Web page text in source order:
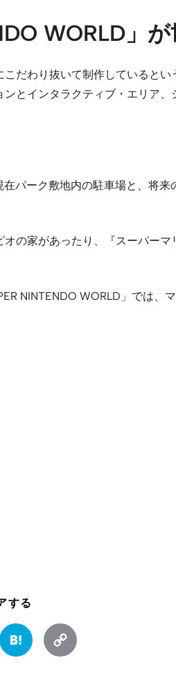
WORLD」
だわり抜いて制作していると
とインタラクティブ・エリア
パーク敷地内の駐車場と、将
の家があったり、『スーパー
NINTENDO WORLD」では、
する
Hatena